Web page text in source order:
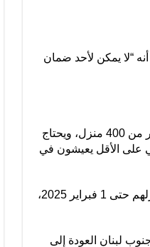
“لا يمكن لأحد ضمان
وكانت صحيفة “تايمز أوف إسرائيل” أفادت بأنه نتيجة للقتال، تم تدمير أكثر من 400 منزل، ويحتاج
فيما اضطر أكثر من 60 ألف إسرائيلي على الأقل يعيشون في
ولفتت القناة 12 الإسرائيلية إلى أنه لن يطلب من السكان العودة إلى منازلهم حتى 1 فبراير 2025،
على سكان أكثر من 60 بلدة وقرية جنوب لبنان العودة إلى